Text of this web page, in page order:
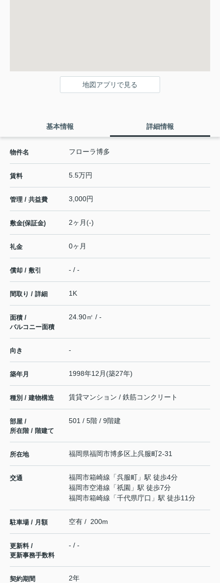
地図アプリで見る
基本情報 詳細情報
物件名 フローラ博多
賃料 5.5万円
管理 / 共益費 3,000円
敷金(保証金) 2ヶ月(-)
礼金 0ヶ月
償却 / 敷引 - / -
間取り / 詳細 1K
面積 /
バルコニー面積
24.90㎡ / -
向き -
築年月 1998年12月(築27年)
種別 / 建物構造 賃貸マンション / 鉄筋コンクリート
部屋 /
所在階 / 階建て
501 / 5階 / 9階建
所在地 福岡県福岡市博多区 上呉服町2-31
交通 福岡市箱崎線 「呉服町 」駅 徒歩4分
福岡市空港線 「祇園 」駅 徒歩7分
福岡市箱崎線 「千代県庁口 」駅 徒歩11分
駐車場 / 月額 空有 / 200m
更新料 /
更新事務手数料
- / -
契約期間 2年